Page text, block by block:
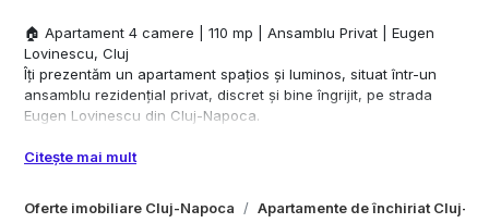
Oferte imobiliare Cluj-Napoca Apartamente de închiriat Cluj-
🏠 Apartament 4 camere | 110 mp | Ansamblu Privat | Eugen
Lovinescu, Cluj
Îți prezentăm un apartament spațios și luminos, situat într-un
ansamblu rezidențial privat, discret și bine îngrijit, pe strada
Eugen Lovinescu din Cluj-Napoca.
momente în familie sau întâlniri cu prietenii
Citește mai mult